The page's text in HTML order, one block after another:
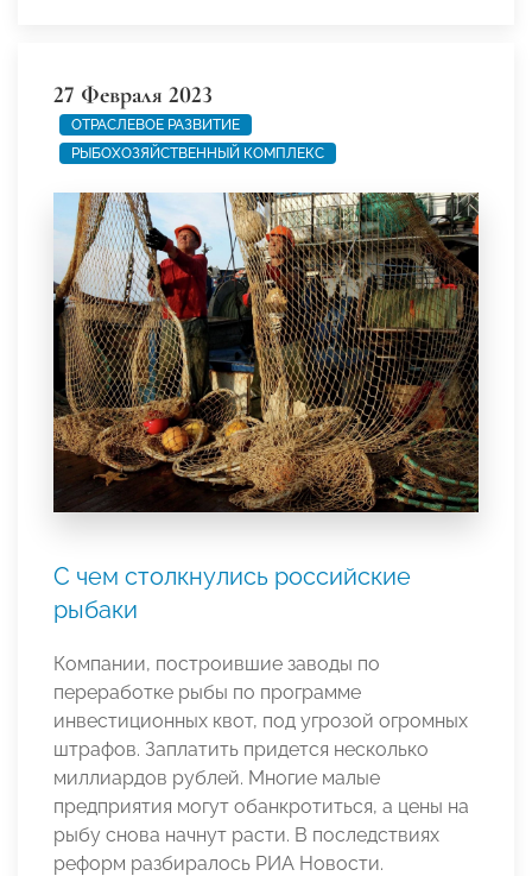
27 Февраля 2023
ОТРАСЛЕВОЕ РАЗВИТИЕ
РЫБОХОЗЯЙСТВЕННЫЙ КОМПЛЕКС
С чем столкнулись российские
рыбаки
Компании, построившие заводы по
переработке рыбы по программе
инвестиционных квот, под угрозой огромных
штрафов. Заплатить придется несколько
миллиардов рублей. Многие малые
предприятия могут обанкротиться, а цены на
рыбу снова начнут расти. В последствиях
реформ разбиралось РИА Новости.